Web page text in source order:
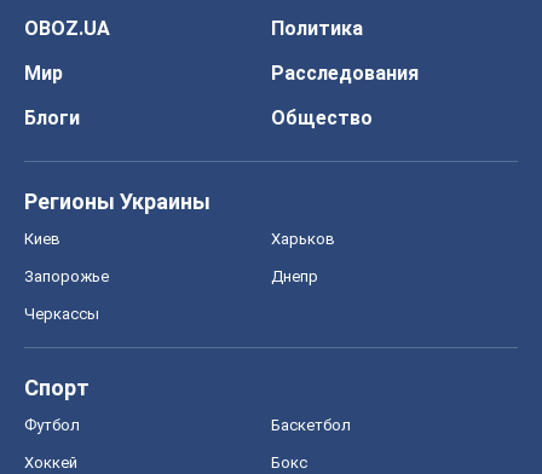
OBOZ.UA
Политика
Мир
Расследования
Блоги
Общество
Регионы Украины
Киев Харьков
Запорожье Днепр
Черкассы
Спорт
Футбол Баскетбол
Хоккей Бокс